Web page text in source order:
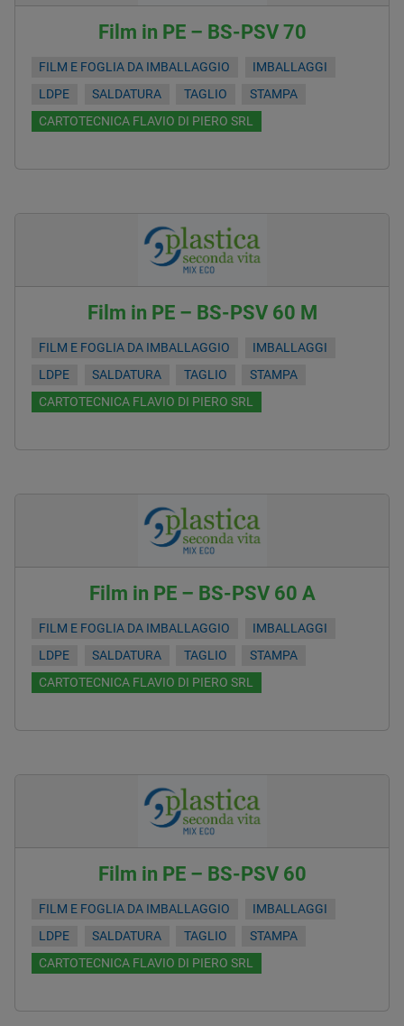
Film in PE – BS-PSV 70
FILM E FOGLIA DA IMBALLAGGIO
IMBALLAGGI
LDPE
SALDATURA TAGLIO
STAMPA
CARTOTECNICA FLAVIO DI PIERO SRL
Film in PE – BS-PSV 60 M
FILM E FOGLIA DA IMBALLAGGIO
IMBALLAGGI
LDPE
SALDATURA TAGLIO
STAMPA
CARTOTECNICA FLAVIO DI PIERO SRL
Film in PE – BS-PSV 60 A
FILM E FOGLIA DA IMBALLAGGIO
IMBALLAGGI
LDPE
SALDATURA TAGLIO
STAMPA
CARTOTECNICA FLAVIO DI PIERO SRL
Film in PE – BS-PSV 60
FILM E FOGLIA DA IMBALLAGGIO
IMBALLAGGI
LDPE
SALDATURA TAGLIO
STAMPA
CARTOTECNICA FLAVIO DI PIERO SRL